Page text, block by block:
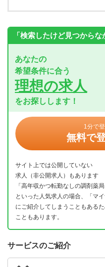
「検索したけど見つからな
あなたの
希望条件に合う
理想の求人
をお探しします！
1分で
無料で
サイト上では公開していない
求人（非公開求人）もあります
「高年収かつ転勤なしの調剤薬
といった人気求人の場合、「マ
にご紹介してしまうこともある
こともあります。
サービスのご紹介